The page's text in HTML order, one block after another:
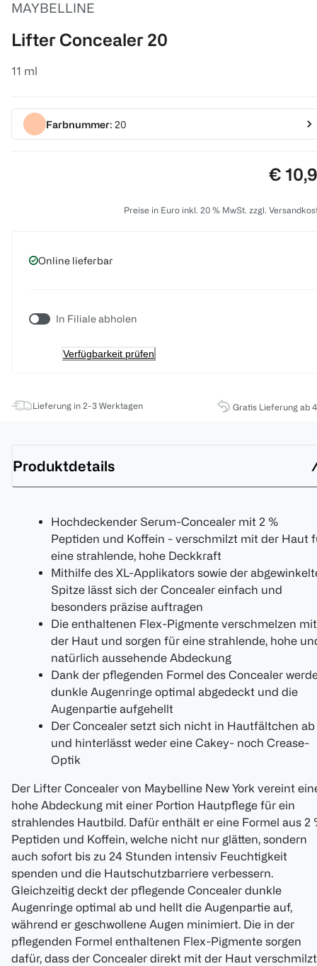
MAYBELLINE
Lifter Concealer 20
11 ml
Farbnummer: 20
Preis:
€
Preise in Euro inkl. 20 % MwSt. zzgl.
Online lieferbar
In Filiale abholen
Verfügbarkeit prüfen
Lieferung in 2-3 Werktagen Gratis Lieferung ab
Produktdetails
Hochdeckender Serum-Concealer mit 2 %
Peptiden und Koffein - verschmilzt mit der Haut
eine strahlende, hohe Deckkraft
Mithilfe des XL-Applikators sowie der
Spitze lässt sich der Concealer einfach und
besonders präzise auftragen
Die enthaltenen Flex-Pigmente verschmelzen mit
der Haut und sorgen für eine strahlende, hohe
natürlich aussehende Abdeckung
Dank der pflegenden Formel des Concealer
dunkle Augenringe optimal abgedeckt und die
Augenpartie aufgehellt
Der Concealer setzt sich nicht in Hautfältchen ab
und hinterlässt weder eine Cakey- noch Crease-
Optik
Der Lifter Concealer von Maybelline New York vereint
hohe Abdeckung mit einer Portion Hautpflege für ein
strahlendes Hautbild. Dafür enthält er eine Formel aus 2
Peptiden und Koffein, welche nicht nur glätten, sondern
auch sofort bis zu 24 Stunden intensiv Feuchtigkeit
spenden und die Hautschutzbarriere verbessern.
Gleichzeitig deckt der pflegende Concealer dunkle
Augenringe optimal ab und hellt die Augenpartie auf,
während er geschwollene Augen minimiert. Die in der
pflegenden Formel enthaltenen Flex-Pigmente sorgen
dafür, dass der Concealer direkt mit der Haut